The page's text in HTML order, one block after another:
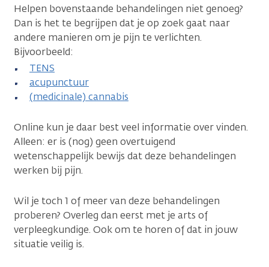
Helpen bovenstaande behandelingen niet genoeg?
Dan is het te begrijpen dat je op zoek gaat naar
andere manieren om je pijn te verlichten.
Bijvoorbeeld:
TENS
acupunctuur
(medicinale) cannabis
Online kun je daar best veel informatie over vinden.
Alleen: er is (nog) geen overtuigend
wetenschappelijk bewijs dat deze behandelingen
werken bij pijn.
Wil je toch 1 of meer van deze behandelingen
proberen? Overleg dan eerst met je arts of
verpleegkundige. Ook om te horen of dat in jouw
situatie veilig is.